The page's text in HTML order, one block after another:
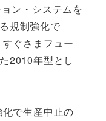
ン・システムを
規制強化で
ぐさまフュー
2010年型とし
で生産中止の